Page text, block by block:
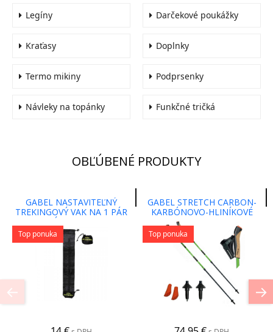
Legíny Darčekové poukážky
Kraťasy Doplnky
Termo mikiny Podprsenky
Návleky na topánky Funkčné tričká
OBĽÚBENÉ PRODUKTY
GABEL NASTAVITEĽNÝ
TREKINGOVÝ VAK NA 1 PÁR
PALÍC 12X75 CM
Top ponuka
GABEL STRETCH CARBON-
KARBÓNOVO-HLINÍKOVÉ
PALICE PRE NORDIC
WALKING
Top ponuka